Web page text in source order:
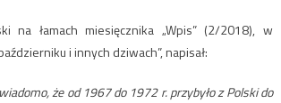
na łamach miesięcznika „Wpis” (2/2018), w
i innych dziwach”, napisał:
że od 1967 do 1972 r. przybyło z Polski do